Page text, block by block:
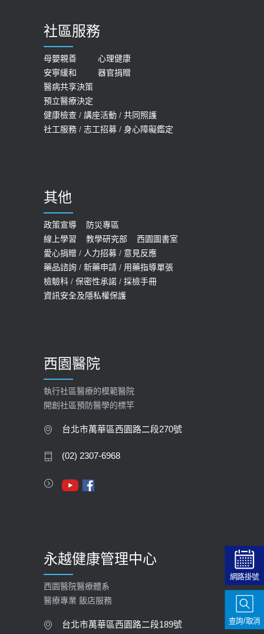
社區服務
母嬰親善
心理健康
安寧緩和
器官捐贈
醫病共享決策
預立醫療決定
健康檢查 / 講座活動 / 共同照護
社工服務 / 志工招募 / 身心障礙鑑定
其他
政策宣導
防災專區
線上學習
教學研究部
西園圖書室
愛心捐贈 / 人力招募 / 意見反應
藥品諮詢 / 新藥申請 / 用藥指導單張
檢驗科 / 保密性承諾 / 採檢手冊
資訊安全及隱私權保護
西園醫院
執行社區醫療的模範醫院
開創社區預防醫學的標竿
台北市萬華區西園路二段270號
(02) 2307-6968
永越健康管理中心
西園醫院醫療體系
醫療專業 飯店服務
台北市萬華區西園路二段189號
網路掛號
查詢/取消